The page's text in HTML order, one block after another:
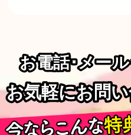
お電話･メー
お電話･メー
お気軽にお問
お気軽にお問